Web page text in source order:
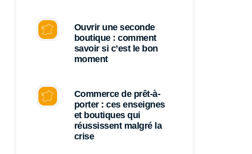
Ouvrir une seconde
boutique : comment
savoir si c’est le bon
moment
Commerce de prêt-à-
porter : ces enseignes
et boutiques qui
réussissent malgré la
crise